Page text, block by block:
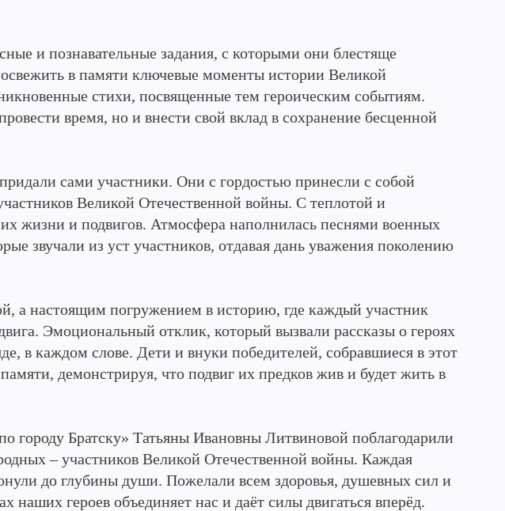
и познавательные задания, с которыми они блестяще
в памяти ключевые моменты истории Великой
стихи, посвященные тем героическим событиям.
время, но и внести свой вклад в сохранение бесценной
сами участники. Они с гордостью принесли с собой
Великой Отечественной войны. С теплотой и
жизни и подвигов. Атмосфера наполнилась песнями военных
звучали из уст участников, отдавая дань уважения поколению
а настоящим погружением в историю, где каждый участник
Эмоциональный отклик, который вызвали рассказы о героях
в каждом слове. Дети и внуки победителей, собравшиеся в этот
демонстрируя, что подвиг их предков жив и будет жить в
Братску» Татьяны Ивановны Литвиновой поблагодарили
– участников Великой Отечественной войны. Каждая
до глубины души. Пожелали всем здоровья, душевных сил и
наших героев объединяет нас и даёт силы двигаться вперёд.